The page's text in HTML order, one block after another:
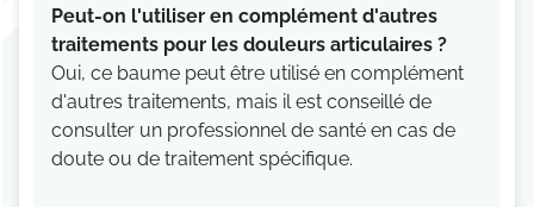
Peut-on l'utiliser en complément d'autres
traitements pour les douleurs articulaires ?
Oui, ce baume peut être utilisé en complément
d'autres traitements, mais il est conseillé de
consulter un professionnel de santé en cas de
doute ou de traitement spécifique.